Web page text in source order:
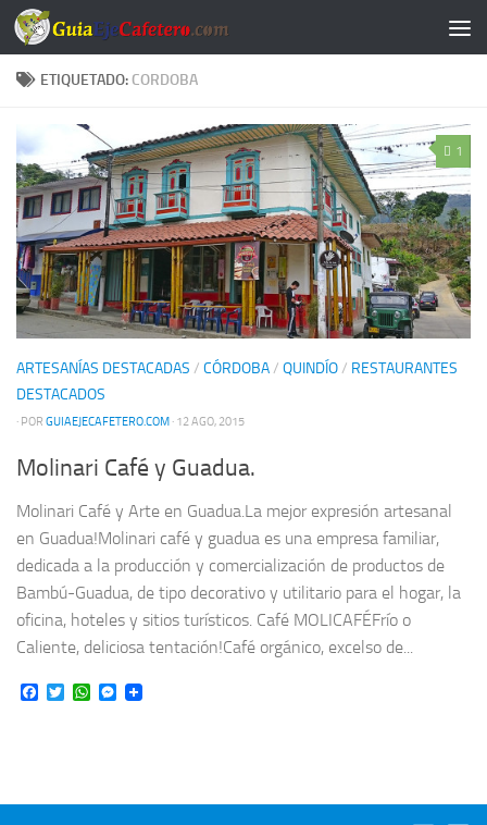
Saltar al contenido
ETIQUETADO: CORDOBA
1
ARTESANÍAS DESTACADAS / CÓRDOBA/ QUINDÍO/ RESTAURANTES
DESTACADOS
· POR GUIAEJECAFETERO.COM · 12 AGO, 2015
Molinari Café y Guadua.
Molinari Café y Arte en Guadua.La mejor expresión artesanal
en Guadua!Molinari café y guadua es una empresa familiar,
dedicada a la producción y comercialización de productos de
Bambú-Guadua, de tipo decorativo y utilitario para el hogar, la
oficina, hoteles y sitios turísticos. Café MOLICAFÉFrío o
Caliente, deliciosa tentación!Café orgánico, excelso de...
Facebook
TwitterWhatsApp
Messenger